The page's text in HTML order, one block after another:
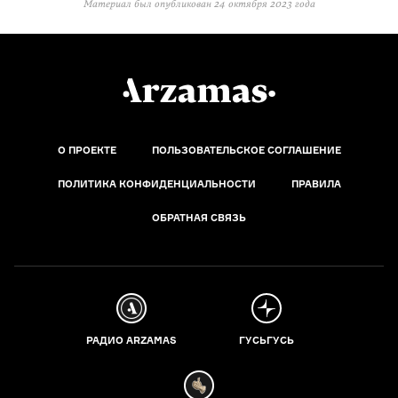
Материал был опубликован 24 октября 2023 года
О ПРОЕКТЕ ПОЛЬЗОВАТЕЛЬСКОЕ СОГЛАШЕНИЕ
ПОЛИТИКА КОНФИДЕНЦИАЛЬНОСТИ ПРАВИЛА
ОБРАТНАЯ СВЯЗЬ
РАДИО ARZAMAS ГУСЬГУСЬ